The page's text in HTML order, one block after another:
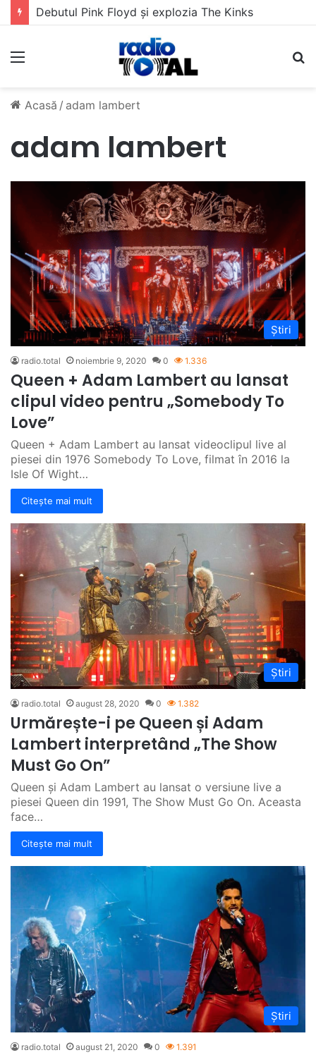
Debutul Pink Floyd și explozia The Kinks
Meniu
Acasă / adam lambert
adam lambert
Știri
radio.total noiembrie 9, 2020 0 1.336
Queen + Adam Lambert au lansat
clipul video pentru „Somebody To
Love”
Queen + Adam Lambert au lansat videoclipul live al
piesei din 1976 Somebody To Love, filmat în 2016 la
Isle Of Wight…
Citește mai mult
Știri
radio.total august 28, 2020 0 1.382
Urmărește-i pe Queen și Adam
Lambert interpretând „The Show
Must Go On”
Queen și Adam Lambert au lansat o versiune live a
piesei Queen din 1991, The Show Must Go On. Aceasta
face…
Citește mai mult
Știri
radio.total august 21, 2020 0 1.391